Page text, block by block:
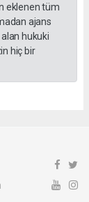
eklenen tüm
ajans
hukuki
hiç bir